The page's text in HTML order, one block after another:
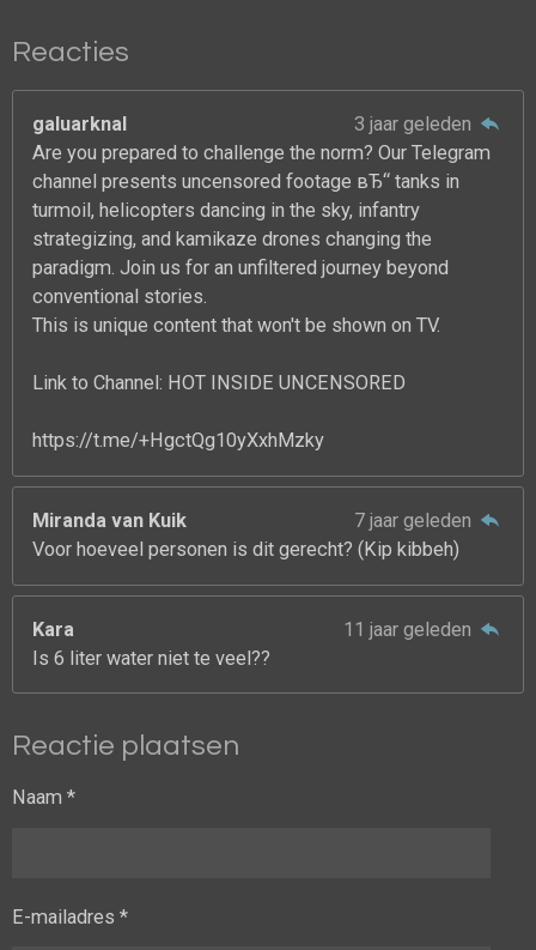
Reacties
galuarknal
3 jaar geleden
Are you prepared to challenge the norm? Our Telegram
channel presents uncensored footage вЂ“ tanks in
turmoil, helicopters dancing in the sky, infantry
strategizing, and kamikaze drones changing the
paradigm. Join us for an unfiltered journey beyond
conventional stories.
This is unique content that won't be shown on TV.
Link to Channel: HOT INSIDE UNCENSORED
https://t.me/+HgctQg10yXxhMzky
Miranda van Kuik
7 jaar geleden
Voor hoeveel personen is dit gerecht? (Kip kibbeh)
Kara
11 jaar geleden
Is 6 liter water niet te veel??
Reactie plaatsen
Naam *
E-mailadres *